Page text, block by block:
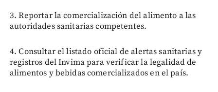
3. Reportar la comercialización del alimento a las
autoridades sanitarias competentes.
4. Consultar el listado oficial de alertas sanitarias y
registros del Invima para verificar la legalidad de
alimentos y bebidas comercializados en el país.